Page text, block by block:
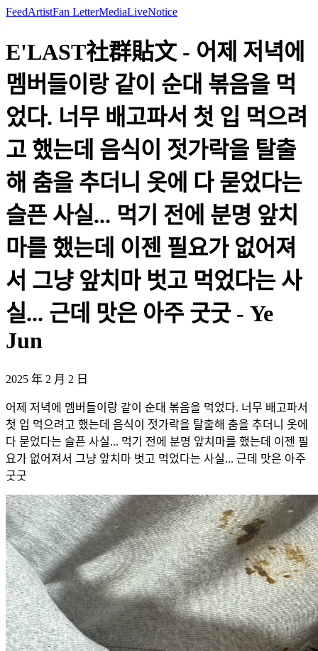
FeedArtistFan LetterMediaLiveNotice
E'LAST社群貼文 - 어제 저녁에
멤버들이랑 같이 순대 볶음을 먹
었다. 너무 배고파서 첫 입 먹으려
고 했는데 음식이 젓가락을 탈출
해 춤을 추더니 옷에 다 묻었다는
슬픈 사실... 먹기 전에 분명 앞치
마를 했는데 이젠 필요가 없어져
서 그냥 앞치마 벗고 먹었다는 사
실... 근데 맛은 아주 굿굿 - Ye
Jun
2025 年 2 月 2 日
어제 저녁에 멤버들이랑 같이 순대 볶음을 먹었다. 너무 배고파서
첫 입 먹으려고 했는데 음식이 젓가락을 탈출해 춤을 추더니 옷에
다 묻었다는 슬픈 사실... 먹기 전에 분명 앞치마를 했는데 이젠 필
요가 없어져서 그냥 앞치마 벗고 먹었다는 사실... 근데 맛은 아주
굿굿